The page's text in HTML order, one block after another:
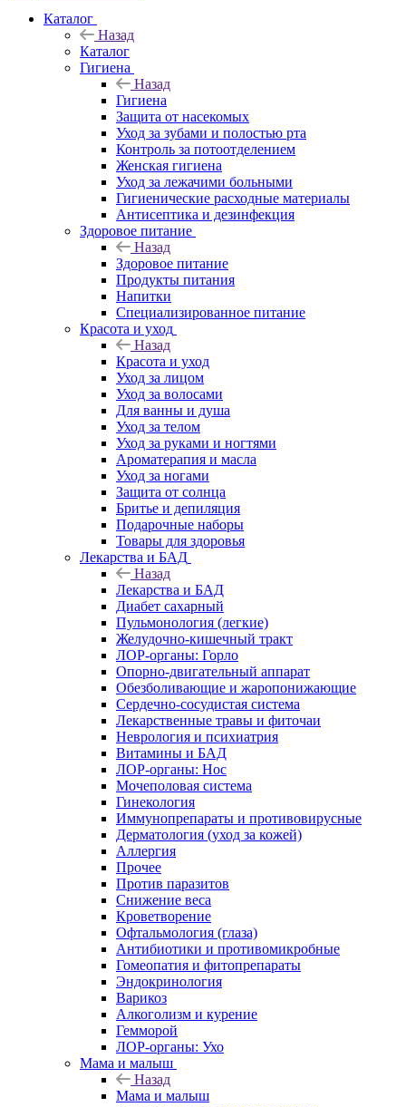
Каталог
Назад
Каталог
Гигиена
Назад
Гигиена
Защита от насекомых
Уход за зубами и полостью рта
Контроль за потоотделением
Женская гигиена
Уход за лежачими больными
Гигиенические расходные материалы
Антисептика и дезинфекция
Здоровое питание
Назад
Здоровое питание
Продукты питания
Напитки
Специализированное питание
Красота и уход
Назад
Красота и уход
Уход за лицом
Уход за волосами
Для ванны и душа
Уход за телом
Уход за руками и ногтями
Ароматерапия и масла
Уход за ногами
Защита от солнца
Бритье и депиляция
Подарочные наборы
Товары для здоровья
Лекарства и БАД
Назад
Лекарства и БАД
Диабет сахарный
Пульмонология (легкие)
Желудочно-кишечный тракт
ЛОР-органы: Горло
Опорно-двигательный аппарат
Обезболивающие и жаропонижающие
Сердечно-сосудистая система
Лекарственные травы и фиточаи
Неврология и психиатрия
Витамины и БАД
ЛОР-органы: Нос
Мочеполовая система
Гинекология
Иммунопрепараты и противовирусные
Дерматология (уход за кожей)
Аллергия
Прочее
Против паразитов
Снижение веса
Кроветворение
Офтальмология (глаза)
Антибиотики и противомикробные
Гомеопатия и фитопрепараты
Эндокринология
Варикоз
Алкоголизм и курение
Гемморой
ЛОР-органы: Ухо
Мама и малыш
Назад
Мама и малыш